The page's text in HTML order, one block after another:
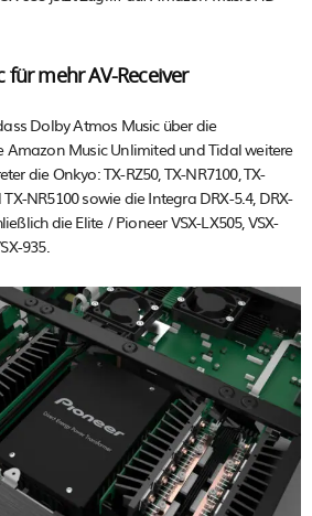
für mehr AV-Receiver
Dolby Atmos Music über die
Music Unlimited und Tidal weitere
die Onkyo: TX-RZ50, TX-NR7100, TX-
NR5100 sowie die Integra DRX-5.4, DRX-
die Elite / Pioneer VSX-LX505, VSX-
935.